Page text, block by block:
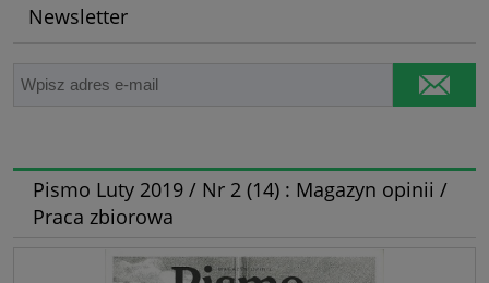
Newsletter
Pismo Luty 2019 / Nr 2 (14) : Magazyn opinii /
Praca zbiorowa